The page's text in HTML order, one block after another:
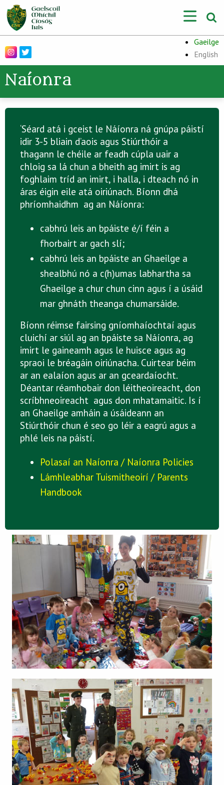
Gaeilge
English
Naíonra
‘Séard atá i gceist le Náíonra ná gnúpa páistí
idir 3-5 bliain d’aois agus Stiúrthóir a
thagann le chéile ar feadh cúpla uair a
chloig sa lá chun a bheith ag imirt is ag
foghlaim tríd an imirt, i halla, i dteach nó in
áras éigin eile atá oiriúnach. Bíonn dhá
phríomhaidhm ag an Náíonra:
cabhrú leis an bpáiste é/í féin a
fhorbairt ar gach slí;
cabhrú leis an bpáiste an Ghaeilge a
shealbhú nó a c(h)umas labhartha sa
Ghaeilge a chur chun cinn agus í a úsáid
mar ghnáth theanga chumarsáide.
Bíonn réimse fairsing gníomhaíochtaí agus
cluichí ar siúl ag an bpáiste sa Náíonra, ag
imirt le gaineamh agus le huisce agus ag
spraoi le bréagáin oiriúnacha. Cuirtear béim
ar an ealaíon agus ar an gceardaíocht.
Déantar réamhobair don léitheoireacht, don
scríbhneoireacht agus don mhatamaitic. Is í
an Ghaeilge amháin a úsáideann an
Stiúrthóir chun é seo go léir a eagrú agus a
phlé leis na páistí.
Polasaí an Naíonra / Naíonra Policies
Lámhleabhar Tuismitheoirí / Parents
Handbook